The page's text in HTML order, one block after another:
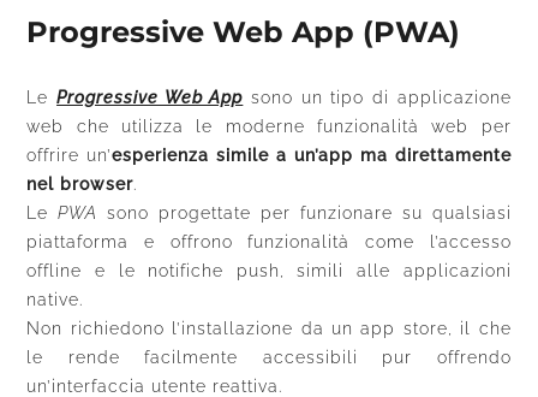
Progressive Web App (PWA)
LeProgressive Web App sono un tipo di applicazione
web che utilizza le moderne funzionalità web per
offrire un’esperienza simile a un’app ma direttamente
nel browser
LePWA
sono progettate per funzionare su qualsiasi
piattaforma e offrono funzionalità come l’accesso
offline e le notifiche push, simili alle applicazioni
native.
Non richiedono l’installazione da un app store, il che
le rende facilmente accessibili pur offrendo
un’interfaccia utente reattiva.